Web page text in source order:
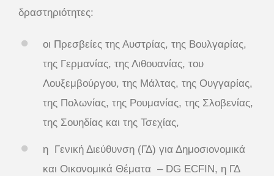
δραστηριότητες:
οι Πρεσβείες της Αυστρίας, της Βουλγαρίας,
της Γερμανίας, της Λιθουανίας, του
Λουξεμβούργου, της Μάλτας, της Ουγγαρίας,
της Πολωνίας, της Ρουμανίας, της Σλοβενίας,
της Σουηδίας και της Τσεχίας,
η Γενική Διεύθυνση (ΓΔ) για Δημοσιονομικά
και Οικονομικά Θέματα – DG ECFIN, η ΓΔ